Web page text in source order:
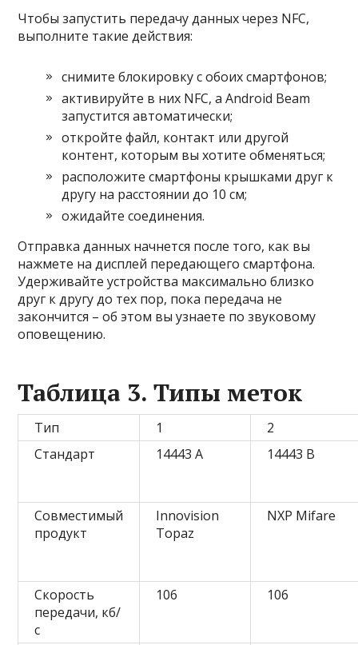
Чтобы запустить передачу данных через NFC,
выполните такие действия:
снимите блокировку с обоих смартфонов;
активируйте в них NFC, а Android Beam
запустится автоматически;
откройте файл, контакт или другой
контент, которым вы хотите обменяться;
расположите смартфоны крышками друг к
другу на расстоянии до 10 см;
ожидайте соединения.
Отправка данных начнется после того, как вы
нажмете на дисплей передающего смартфона.
Удерживайте устройства максимально близко
друг к другу до тех пор, пока передача не
закончится – об этом вы узнаете по звуковому
оповещению.
Таблица 3. Типы меток
Тип 1
2
Стандарт
14443 А 14443 В
Совместимый
продукт
Innovision
Topaz
NXP Mifare
Скорость
передачи, кб/
с
106 106